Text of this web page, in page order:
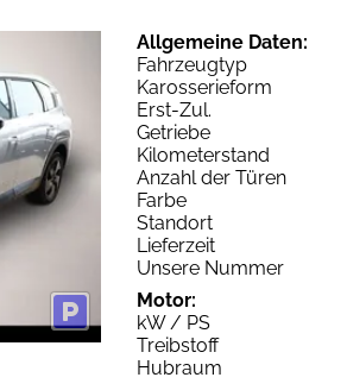
Allgemeine Daten:
Fahrzeugtyp
Karosserieform
Erst-Zul.
Getriebe
Kilometerstand
Anzahl der Türen
Farbe
Standort
Lieferzeit
Unsere Nummer
Motor:
kW / PS
Treibstoff
Hubraum